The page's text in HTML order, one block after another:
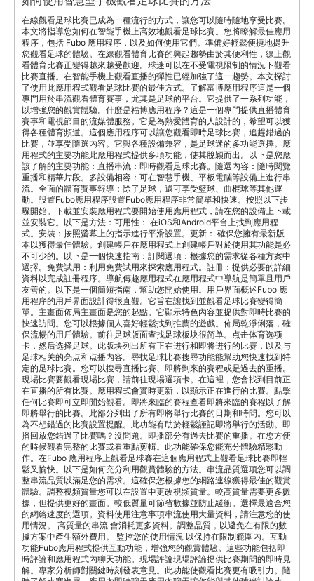
在線觀看足球比賽已成為一種流行的方式，讓您可以隨時隨地享受比賽。
本文將指導您如何在智能手機上高效地觀看足球比賽。您將瞭解最佳應用
程序，包括 Fubo 應用程序，以及如何使用它們。準備好輕鬆便捷地提升
您觀看足球的體驗。在線觀看體育比賽的興起趨勢由於其便利性，線上觀
看體育比賽正變得越來越受歡迎。球迷可以在不受電視限制的情況下觀看
比賽直播。在智能手機上觀看直播的彈性已經加強了這一趨勢。本文探討
了使用此應用程式觀看足球比賽的最佳方式。了解富博應用程序這是一個
專門用於串流觀看體育賽事，尤其是足球的平台。它提供了一系列功能，
以增強您的觀賞體驗。什麼是福博應用程序？這是一個專門提供直播體育
賽事和電視節目的流媒體服務。它是為熱愛體育的人設計的，希望可以獲
得各種體育頻道。這個應用程序可以讓您觀看即時足球比賽，追趕錯過的
比賽，並享受隨選內容。它與各種設備兼容，是足球迷的多功能選擇。應
用程式的主要功能此應用程式提供多項功能，使其脫穎而出。以下是您應
該了解的主要功能：直播串流：即時觀看足球比賽。隨選內容：隨時閱覽
重播和精華片段。多設備相容：可在智慧手機、平板電腦等設備上進行串
流。全面的體育賽事報導：除了足球，還可享受籃球、曲棍球等其他運
動。設置Fubo應用程序設置Fubo應用程序非常簡單和快速。按照以下步
驟開始。下載並安裝應用程式要開始使用應用程式，請在您的設備上下載
並安裝它。以下是方法：可用性： 在iOS和Android平台上找到應用程
式。安裝：按照螢幕上的指示進行平滑設置。更新： 確保您擁有最新版
本以獲得最佳體驗。創建帳戶在應用程式上創建帳戶對於使用其功能是必
不可少的。以下是一個快速指南：訂閱選項：根據您的需求從各種方案中
選擇。免費試用：利用免費試用來探索應用程式。註冊：提供必要的詳細
資料以完成註冊程序。導航傳趣應用程式在應用程式中導航是簡單且用戶
友善的。以下是一個簡短指南，幫助您開始使用。用戶界面概述Fubo 應
用程序的用戶界面設計得很直觀。它旨在讓找到並觀看足球比賽變得簡
單。主畫面佈局主畫面是您的起點。它顯示特色內容並提供對即時比賽的
快速訪問。您可以根據個人喜好輕鬆找到推薦的遊戲。佈局乾淨俐落，確
保流暢的用戶體驗。前往足球版面查找足球板块很简单。点击体育选项
卡，然后选择足球。此版块列出所有正在进行和即将进行的比赛，以及与
足球相关的亮点和点播内容。尋找足球比賽搜尋功能能幫助您快速找到特
定的足球比賽。您可以搜尋直播比賽、即將到來的賽程或是過去的重播。
現場比賽要觀看現場比賽，請前往現場選項卡。在這裡，您會找到目前正
在直播的所有比賽。應用程式會實時更新，以顯示正在進行的比賽。點擊
任何比賽即可立即開始觀看。即將來臨的賽程查看即將來臨的賽程以了解
即將舉行的比賽。此部分列出了所有即將舉行比賽的日期和時間。您可以
為不想錯過的比賽設置提醒。此功能有助於輕鬆謹記即將舉行的活動。即
播回放您錯過了比賽嗎？沒問題。即播部分有過去比賽的重播。在您方便
的時候觀看完整的比賽或看重點剪輯。此功能確保您能充分體驗精彩動
作。在Fubo 應用程序上觀看足球賽在這個應用程式上觀看足球比賽即輕
鬆又愉快。以下是如何充分利用觀賞體驗的方法。串流品質選項您可以調
整串流品質以滿足您的需求。這確保您根據您的網路連線獲得最佳的觀賞
體驗。調整視頻質量您可以在設置中更改視頻質量。較高質量需要更多數
據，但提供更好的畫面。較低質量可節省數據並防止緩衝。選擇最適合您
的網絡速度的選項。資料使用注意事項串流使用大量資料，請注意您的使
用情況。 高質量的串流 會消耗更多資料。調整品質，以避免在有限的數
據方案中產生額外費用。 監控您的使用情況 以保持在限制範圍內。互動
功能Fubo應用程式提供互動功能，增強您的觀賞體驗。這些功能包括即
時評論和應用程式內聊天功能。現場評論現場評論提供比賽期間的即時見
解。專家分析師對關鍵時刻發表意見。此功能使觀看比賽更有吸引力。隨